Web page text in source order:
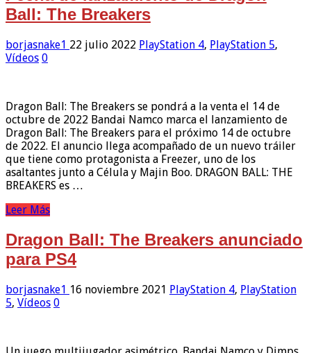
Ball: The Breakers
borjasnake1 22 julio 2022 PlayStation 4, PlayStation 5,
Vídeos 0
Dragon Ball: The Breakers se pondrá a la venta el 14 de
octubre de 2022 Bandai Namco marca el lanzamiento de
Dragon Ball: The Breakers para el próximo 14 de octubre
de 2022. El anuncio llega acompañado de un nuevo tráiler
que tiene como protagonista a Freezer, uno de los
asaltantes junto a Célula y Majin Boo. DRAGON BALL: THE
BREAKERS es …
Leer Más
Dragon Ball: The Breakers anunciado
para PS4
borjasnake1 16 noviembre 2021 PlayStation 4, PlayStation
5, Vídeos 0